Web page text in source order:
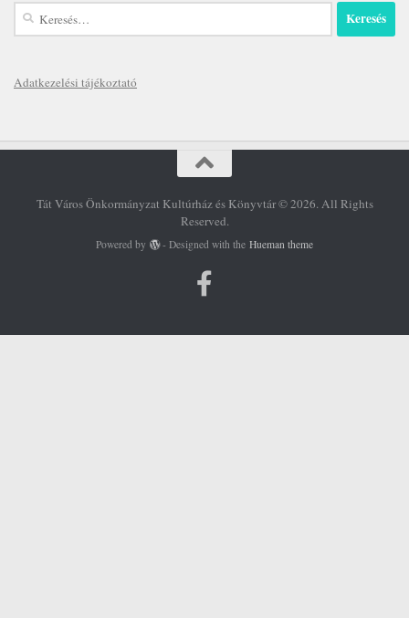
Keresés:
Adatkezelési tájékoztató
Tát Város Önkormányzat Kultúrház és Könyvtár © 2026. All Rights
Reserved.
Powered by - Designed with theHueman theme